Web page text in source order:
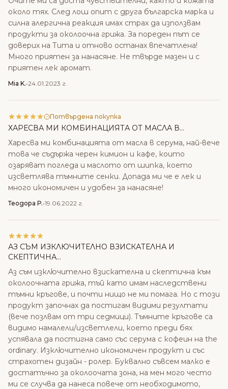
около тях. След лош опит с друга българска марка и
силна алергична реакция имах страх да използвам
продукти за околоочна грижа. За пореден път се
доверих на Тита и отново останах впечатлена!
Много приятен за нанасяне. Не твърде мазен и с
приятен лек аромат.
Мia K.•24.01.2023 г.
Потвърдена покупка
ХАРЕСВА МИ КОМБИНАЦИЯТА ОТ МАСЛА В...
Харесва ми комбинацията от масла в серума, най-вече
това че съдържа черен кимион и кафе, които
озаряват погледа и маслото от шипка, което
изсветлява тъмните сенки. Допада ми че е лек и
много икономичен и удобен за нанасяне!
Теодора Р.•19.06.2022 г.
АЗ СЪМ ИЗКЛЮЧИТЕЛНО ВЗИСКАТЕЛНА И
СКЕПТИЧНА...
Аз съм изключително взискателна и скептична към
околоочната грижа, тъй като имам наследствени
тъмни кръгове, и почти нищо не ми помага. Но с този
продукт започнах да постигам видими резултати
(вече позлвам от три седмици). Тъмните кръгове са
видимо намалели/изсветлели, което преди бях
успявала да постигна само със серума с кофеин на the
ordinary. Изключително икономичен продукт и със
страхотен дизайн - ролер. Буквално съвсем малко е
достатъчно за околоочата зона, на мен мого често
ми се случва да нанеса повече от необходимото,